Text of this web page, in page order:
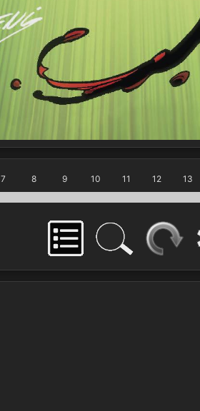
7 8 9 10 11 12 13